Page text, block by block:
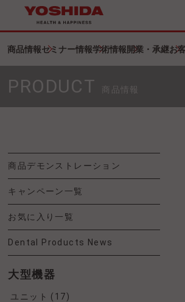
商品情報セミナー情報学術情報開業・承継お
PRODUCT 商品情報
商品デモンストレーション
キャンペーン一覧
お気に入り一覧
Dental Products News
大型機器
ユニット (17)